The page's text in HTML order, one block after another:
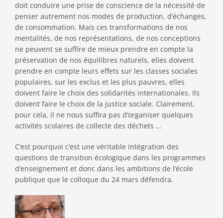
doit conduire une prise de conscience de la nécessité de
penser autrement nos modes de production, d’échanges,
de consommation. Mais ces transformations de nos
mentalités, de nos représentations, de nos conceptions
ne peuvent se suffire de mieux prendre en compte la
préservation de nos équilibres naturels, elles doivent
prendre en compte leurs effets sur les classes sociales
populaires, sur les exclus et les plus pauvres, elles
doivent faire le choix des solidarités internationales. Ils
doivent faire le choix de la justice sociale. Clairement,
pour cela, il ne nous suffira pas d’organiser quelques
activités scolaires de collecte des déchets …
C’est pourquoi c’est une véritable intégration des
questions de transition écologique dans les programmes
d’enseignement et donc dans les ambitions de l’école
publique que le colloque du 24 mars défendra.